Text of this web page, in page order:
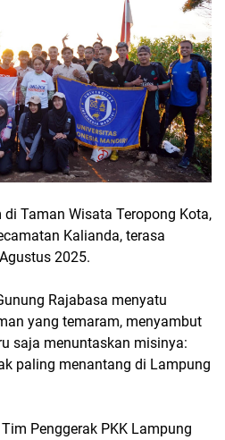
di Taman Wisata Teropong Kota,
Kalianda, terasa
2025.
Rajabasa menyatu
yang temaram, menyambut
saja menuntaskan misinya:
paling menantang di Lampung
Penggerak PKK Lampung